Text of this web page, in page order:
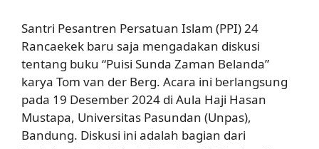
Santri Pesantren Persatuan Islam (PPI) 24
Rancaekek baru saja mengadakan diskusi
tentang buku “Puisi Sunda Zaman Belanda”
karya Tom van der Berg. Acara ini berlangsung
pada 19 Desember 2024 di Aula Haji Hasan
Mustapa, Universitas Pasundan (Unpas),
Bandung. Diskusi ini adalah bagian dari